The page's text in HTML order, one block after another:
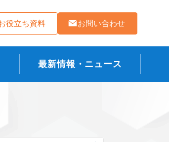
役立ち資料 お問い合わせ
最新情報・ニュース